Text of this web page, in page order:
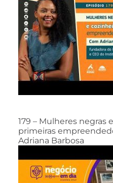
179 – Mulheres negras
primeiras
Adriana Barbosa